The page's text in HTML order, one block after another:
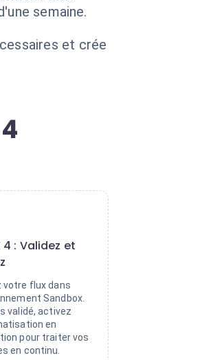
semaine.
et crée
4 : Validez et
votre flux dans
Sandbox.
validé, activez
en
pour traiter vos
en continu.